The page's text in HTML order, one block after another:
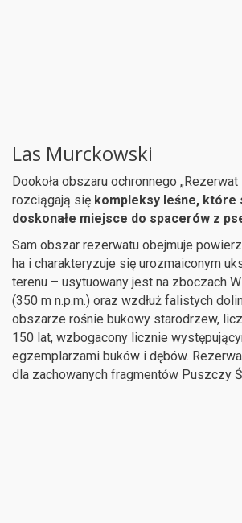
Las Murckowski
Dookoła obszaru ochronnego
rozciągają się kompleksy leśne, które
doskonałe miejsce do spacerów z
Sam obszar rezerwatu obejmuje
ha i charakteryzuje się urozmaiconym
terenu – usytuowany jest na zboczach
(350 m n.p.m.) oraz wzdłuż falistych
obszarze rośnie bukowy starodrzew,
150 lat, wzbogacony licznie
egzemplarzami buków i dębów.
dla zachowanych fragmentów Puszczy